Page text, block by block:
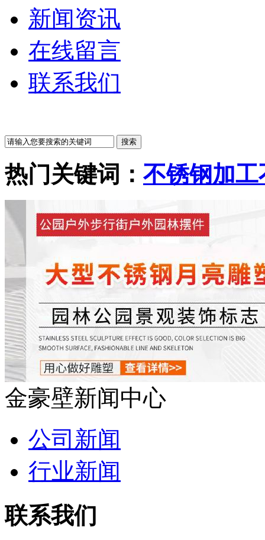
新闻资讯
在线留言
联系我们
热门关键词： 不锈钢加工
金豪壁新闻中心
公司新闻
行业新闻
联系我们